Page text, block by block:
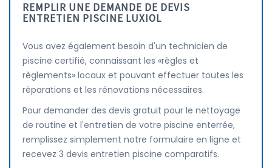
REMPLIR UNE DEMANDE DE DEVIS
ENTRETIEN PISCINE LUXIOL
Vous avez également besoin d'un technicien de
piscine certifié, connaissant les «règles et
règlements» locaux et pouvant effectuer toutes les
réparations et les rénovations nécessaires.
Pour demander des devis gratuit pour le nettoyage
de routine et l'entretien de votre piscine enterrée,
remplissez simplement notre formulaire en ligne et
recevez 3 devis entretien piscine comparatifs.